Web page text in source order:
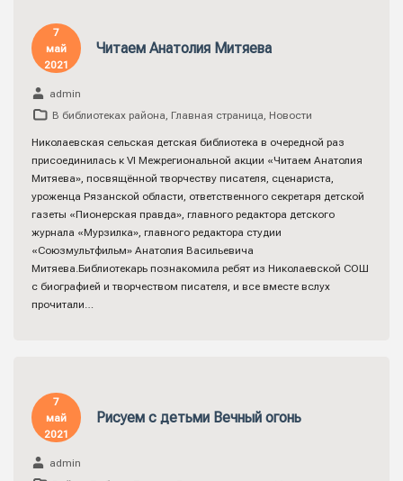
7
май
2021
Читаем Анатолия Митяева
admin
В библиотеках района, Главная страница, Новости
Николаевская сельская детская библиотека в очередной раз
присоединилась к VI Межрегиональной акции «Читаем Анатолия
Митяева», посвящённой творчеству писателя, сценариста,
уроженца Рязанской области, ответственного секретаря детской
газеты «Пионерская правда», главного редактора детского
журнала «Мурзилка», главного редактора студии
«Союзмультфильм» Анатолия Васильевича
Митяева.Библиотекарь познакомила ребят из Николаевской СОШ
с биографией и творчеством писателя, и все вместе вслух
прочитали…
7
май
2021
Рисуем с детьми Вечный огонь
admin